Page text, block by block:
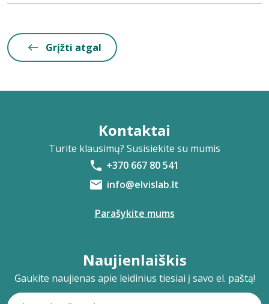
Grįžti atgal
Kontaktai
Turite klausimų? Susisiekite su mumis
+370 667 80 541
info@elvislab.lt
Parašykite mums
Naujienlaiškis
Gaukite naujienas apie leidinius tiesiai į savo el. paštą!